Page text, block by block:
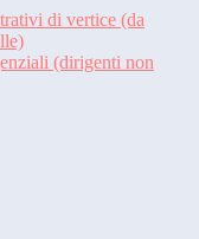
di vertice (da
(dirigenti non